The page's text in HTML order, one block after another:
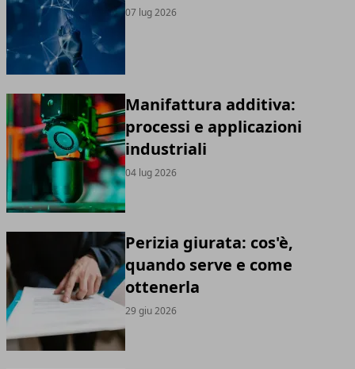
07 lug 2026
Manifattura additiva:
processi e applicazioni
industriali
04 lug 2026
Perizia giurata: cos'è,
quando serve e come
ottenerla
29 giu 2026